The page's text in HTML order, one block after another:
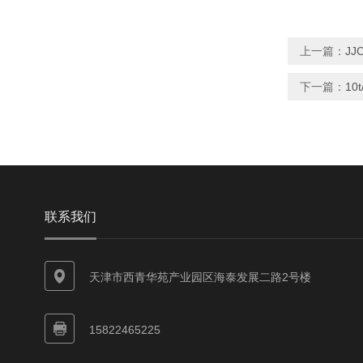
上一篇：
下一篇：
联系我们
天津市西青华苑产业园区海泰发展二路2号楼
15822465225